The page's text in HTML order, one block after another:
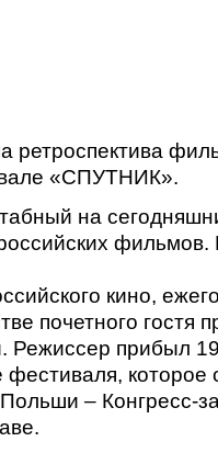
ретроспектива
«СПУТНИК».
на
фильмов.
кино,
почетного гостя
Режиссер прибыл
которое
– Конгресс-